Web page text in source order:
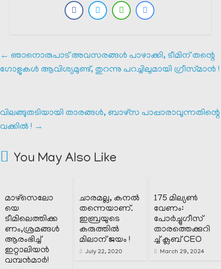
← ഞാനൊരുപാട് അവസരങ്ങൾ പാഴാക്കി, ടീമിന് തന്റെ
ഗോളുകൾ ആവിശ്യമുണ്ട്, തുറന്നു പറച്ചിലുമായി ഗ്രീസ്‌മാൻ !
വിലങ്ങുതടിയായി താരങ്ങൾ, ബാഴ്‌സ പാപ്പാരാവുന്നതിന്റെ
വക്കിൽ ! →
You May Also Like
മാഴ്‌സെലോ
യെ
ടീമിലെത്തിക്ക
ണം,ശ്രമങ്ങൾ
ആരംഭിച്ച്
ഇറ്റാലിയൻ
വമ്പൻമാർ!
ചാരമല്ല, കനൽ
തന്നെയാണ്.
ഇബ്രയുടെ
കരുത്തിൽ
മിലാന് ജയം !
July 22, 2020
175 മില്യൺ
വേണം:
പോർച്ചുഗീസ്
താരത്തെക്കുറി
ച്ച് ക്ലബ് CEO
March 29, 2024